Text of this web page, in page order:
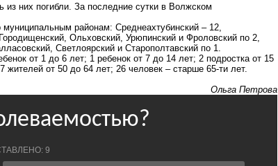
них погибли. За последние сутки в Волжском
районам: Среднеахтубинский – 12,
Ольховский, Урюпинский и Фроловский по 2,
Светлоярский и Старополтавский по 1.
от 1 до 6 лет; 1 ребенок от 7 до 14 лет; 2 подростка от 15
от 50 до 64 лет; 26 человек – старше 65-ти лет.
Ольга Петрова